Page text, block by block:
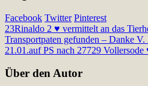
Facebook Twitter Pinterest
23Rinaldo 2 ♥ vermittelt an das
Transportpaten gefunden – Danke V.
21.01.auf PS nach 27729
Über den Autor